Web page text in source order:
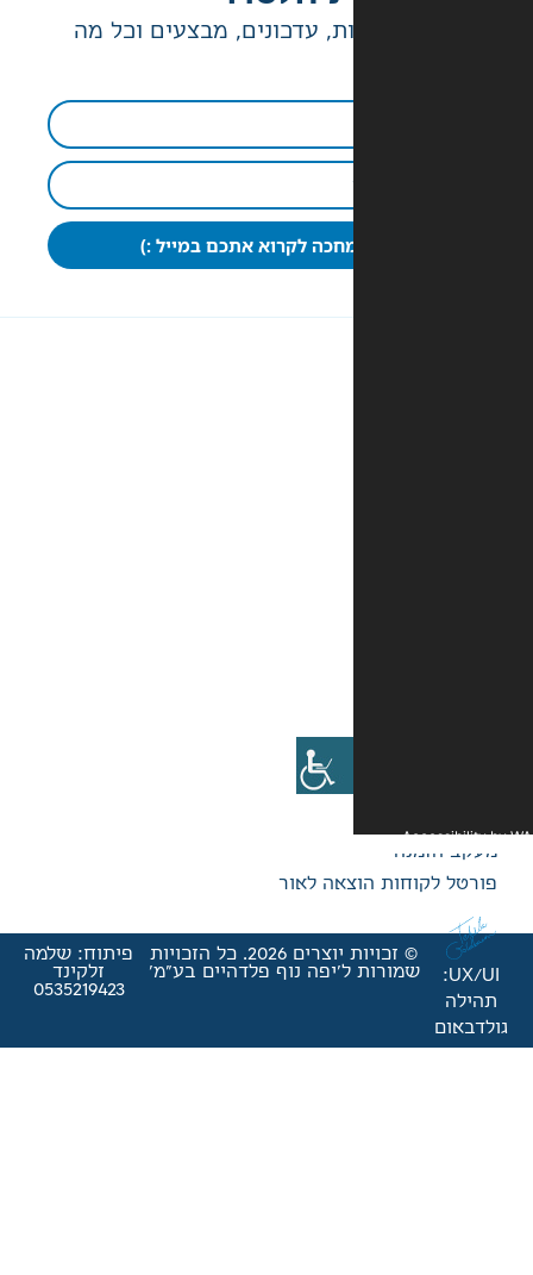
עדכונים, מבצעים וכל מה
לקרוא אתכם במייל :)
לאור
© זכויות יוצרים 2026. כל הזכויות
נוף פלדהיים בע"מ'
פיתוח: שלמה
זלקינד